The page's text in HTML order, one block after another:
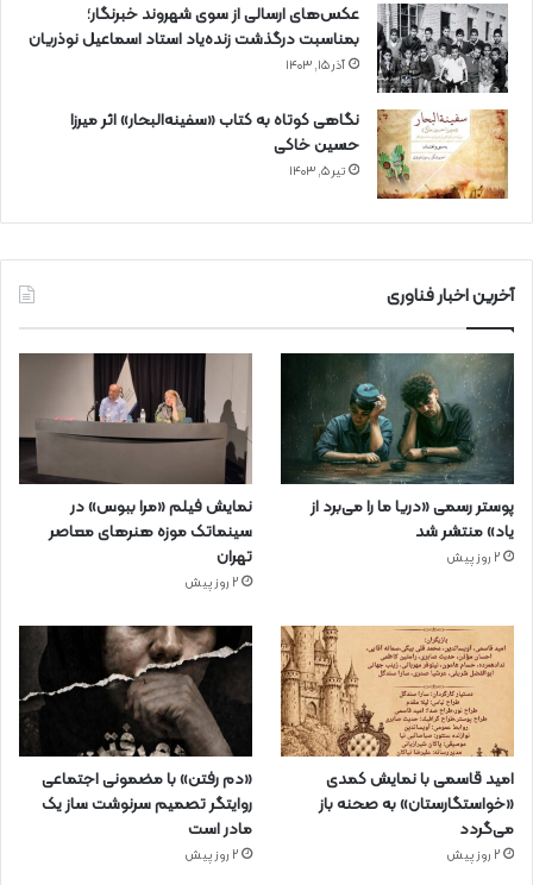
عکس‌های ارسالی از سوی شهروند خبرنگار؛
بمناسبت درگذشت زنده‌یاد استاد اسماعیل نوذریان
آذر ۱۵, ۱۴۰۳
نگاهی کوتاه به کتاب «سفینه‌البحار» اثر میرزا
حسین خاکی
تیر ۵, ۱۴۰۳
آخرین اخبار فناوری
پوستر رسمی «دریا ما را می‌برد از
یاد» منتشر شد
2 روز پیش
نمایش فیلم «مرا ببوس» در
سینماتک موزه هنرهای معاصر
تهران
2 روز پیش
امید قاسمی با نمایش کمدی
«خواستگارستان» به صحنه باز
می‌گردد
2 روز پیش
«دم رفتن» با مضمونی اجتماعی
روایتگر تصمیم سرنوشت ساز یک
مادر است
2 روز پیش